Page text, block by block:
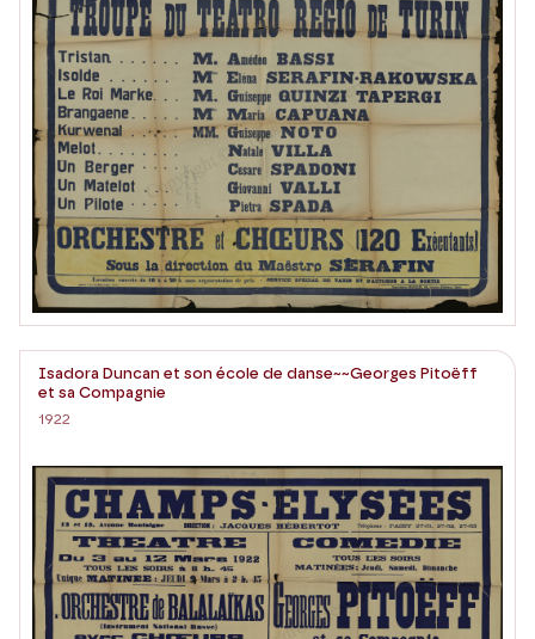
Isadora Duncan et son école de danse~~Georges Pitoëff
et sa Compagnie
1922